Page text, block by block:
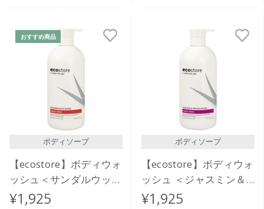
おすすめ商品
ボディソープ
【ecostore】ボディウォ
ッシュ＜サンダルウッド
＆アンバー＞900mL
¥1,925
ボディソープ
【ecostore】ボディウォ
ッシュ ＜ジャスミン＆
マヌカハニー＞ 900mL
¥1,925